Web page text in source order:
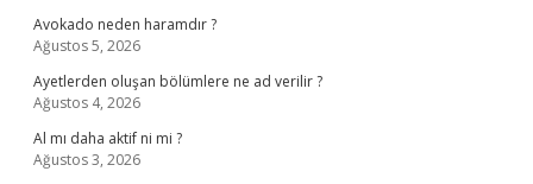
Avokado neden haramdır ?
Ağustos 5, 2026
Ayetlerden oluşan bölümlere ne ad verilir ?
Ağustos 4, 2026
Al mı daha aktif ni mi ?
Ağustos 3, 2026